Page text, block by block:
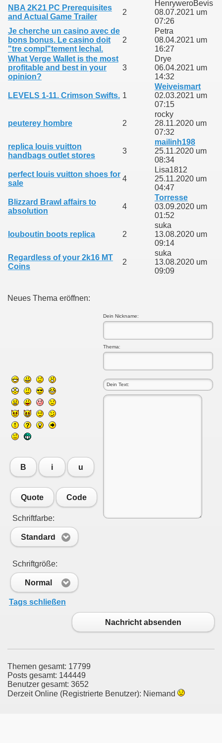
NBA 2K21 PC Prerequisites
and Actual Game Trailer
2
HenryweroBevis
08.07.2021 um
07:26
Je cherche un casino avec de
bons bonus. Le casino doit
"tre compl"tement lechal.
2
Petra
08.04.2021 um
16:27
What Verge Wallet is the most
profitable and best in your
opinion?
3
Drye
06.04.2021 um
14:32
LEVELS 1-11. Crimson Swifts. 1
Weiveismart
02.03.2021 um
07:15
peuterey hombre 2
rocky
28.11.2020 um
07:32
replica louis vuitton
handbags outlet stores
3
mailinh198
25.11.2020 um
08:34
perfect louis vuitton shoes for
sale
4
Lisa1812
25.11.2020 um
04:47
Blizzard Brawl affairs to
absolution
4
Torresse
03.09.2020 um
01:52
louboutin boots replica 2
suka
13.08.2020 um
09:14
Regardless of your 2k16 MT
Coins
2
suka
13.08.2020 um
09:09
Neues Thema eröffnen:
Dein Nickname:
Thema:
B i u
Quote Code
Schriftfarbe:
Standard
Schriftgröße:
Normal
Tags schließen
Nachricht absenden
Themen gesamt: 17799
Posts gesamt: 144449
Benutzer gesamt: 3652
Derzeit Online (Registrierte Benutzer): Niemand